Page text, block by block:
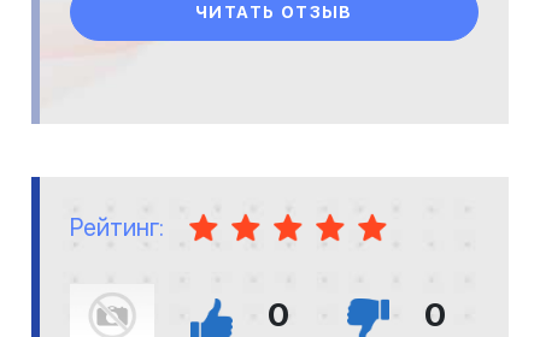
ЧИТАТЬ ОТЗЫВ
Рейтинг:
0 0